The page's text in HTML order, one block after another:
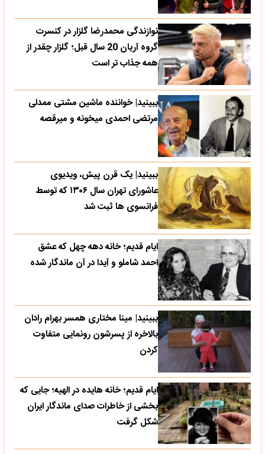
نوازندگی محمدرضا گلزار در کنسرت
گروه آریان 20 سال قبل؛ گلزار چقدر از
همه جذاب تر است
ببینید| خواننده ماشین مشتی ممدلی
مرتضی احمدی میخونه و میرقصه
ببینید| یک قرن پیش، ویدیوی
عاشورای تهران سال ۱۳۰۶ که توسط
فرانسوی ها ثبت شد
ایام قدیم؛ خانه دهه چهل که عشق
احمد شاملو و آیدا در آن ماندگار شده
ببینید| مینا مختاری همسر بهرام رادان
بالاخره از پسرشون رونمایی متفاوت
کردن
ایام قدیم؛ خانه هایده در الهیه؛ جایی که
بخشی از خاطرات صدای ماندگار ایران
شکل گرفت